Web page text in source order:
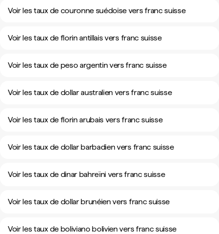
Voir les taux de couronne suédoise vers franc suisse
Voir les taux de florin antillais vers franc suisse
Voir les taux de peso argentin vers franc suisse
Voir les taux de dollar australien vers franc suisse
Voir les taux de florin arubais vers franc suisse
Voir les taux de dollar barbadien vers franc suisse
Voir les taux de dinar bahreïni vers franc suisse
Voir les taux de dollar brunéien vers franc suisse
Voir les taux de boliviano bolivien vers franc suisse